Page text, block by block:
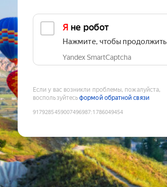
Я не робот
Нажмите, чтобы продолжить
Yandex SmartCaptcha
Если у вас возникли проблемы, пожалуйста,
воспользуйтесьформой обратной связи
9179285459007496987:1786049454